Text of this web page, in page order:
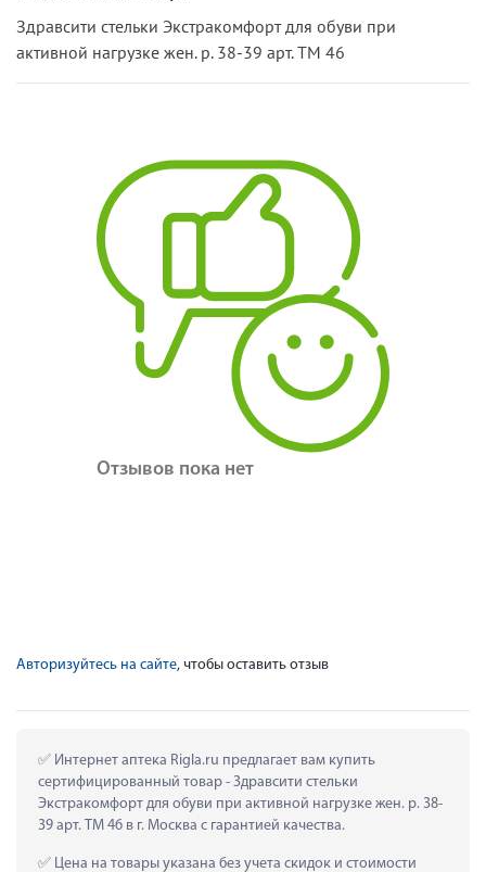
Здравсити стельки Экстракомфорт для обуви при
активной нагрузке жен. р. 38-39 арт. ТМ 46
Отзывов пока нет
Авторизуйтесь на сайте, чтобы оставить отзыв
Интернет аптека Rigla.ru предлагает вам купить
сертифицированный товар - Здравсити стельки
Экстракомфорт для обуви при активной нагрузке жен. р. 38-
39 арт. ТМ 46 в г. Москва с гарантией качества.
Цена на товары указана без учета скидок и стоимости